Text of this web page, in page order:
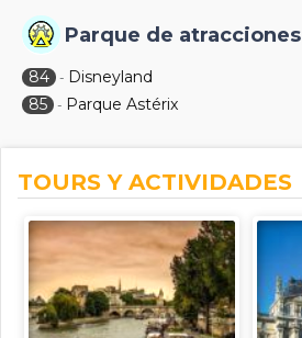
Parque de atracciones
84 - Disneyland
85 - Parque Astérix
TOURS Y ACTIVIDADES